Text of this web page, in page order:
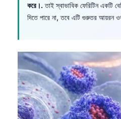
করে।. তাই স্বাভাবিক ফেরিটিন একটি
দিতে পারে না, তবে এটি গুরুতর আয়রন